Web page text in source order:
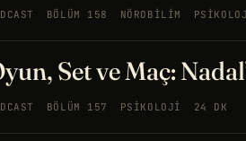
BÖLÜM 158 NÖROBILIM
Set ve Maç:
BÖLÜM 157 PSIKOLOJI 24 DK